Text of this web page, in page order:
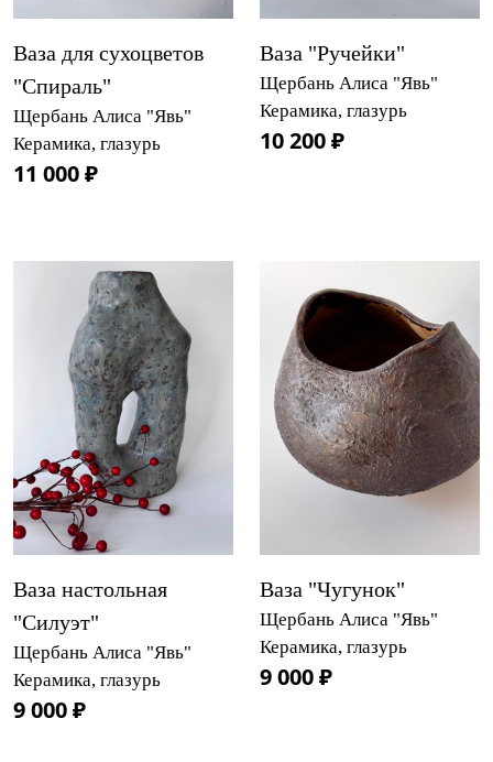
Ваза для сухоцветов
"Спираль"
Щербань Алиса "Явь"
Керамика, глазурь
11 000 ₽
Ваза "Ручейки"
Щербань Алиса "Явь"
Керамика, глазурь
10 200 ₽
Ваза настольная
"Силуэт"
Щербань Алиса "Явь"
Керамика, глазурь
9 000 ₽
Ваза "Чугунок"
Щербань Алиса "Явь"
Керамика, глазурь
9 000 ₽